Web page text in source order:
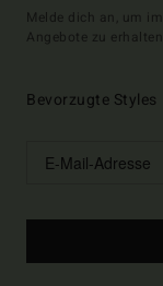
Melde dich an, um
Angebote zu
Bevorzugte Styles